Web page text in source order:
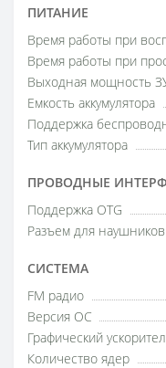
ПИТАНИЕ
Время работы при
Время работы при
Выходная мощность
Емкость аккумулятора
Поддержка
Тип аккумулятора
ПРОВОДНЫЕ
Поддержка OTG
Разъем для наушников
СИСТЕМА
FM радио
Версия ОС
Графический
Количество ядер